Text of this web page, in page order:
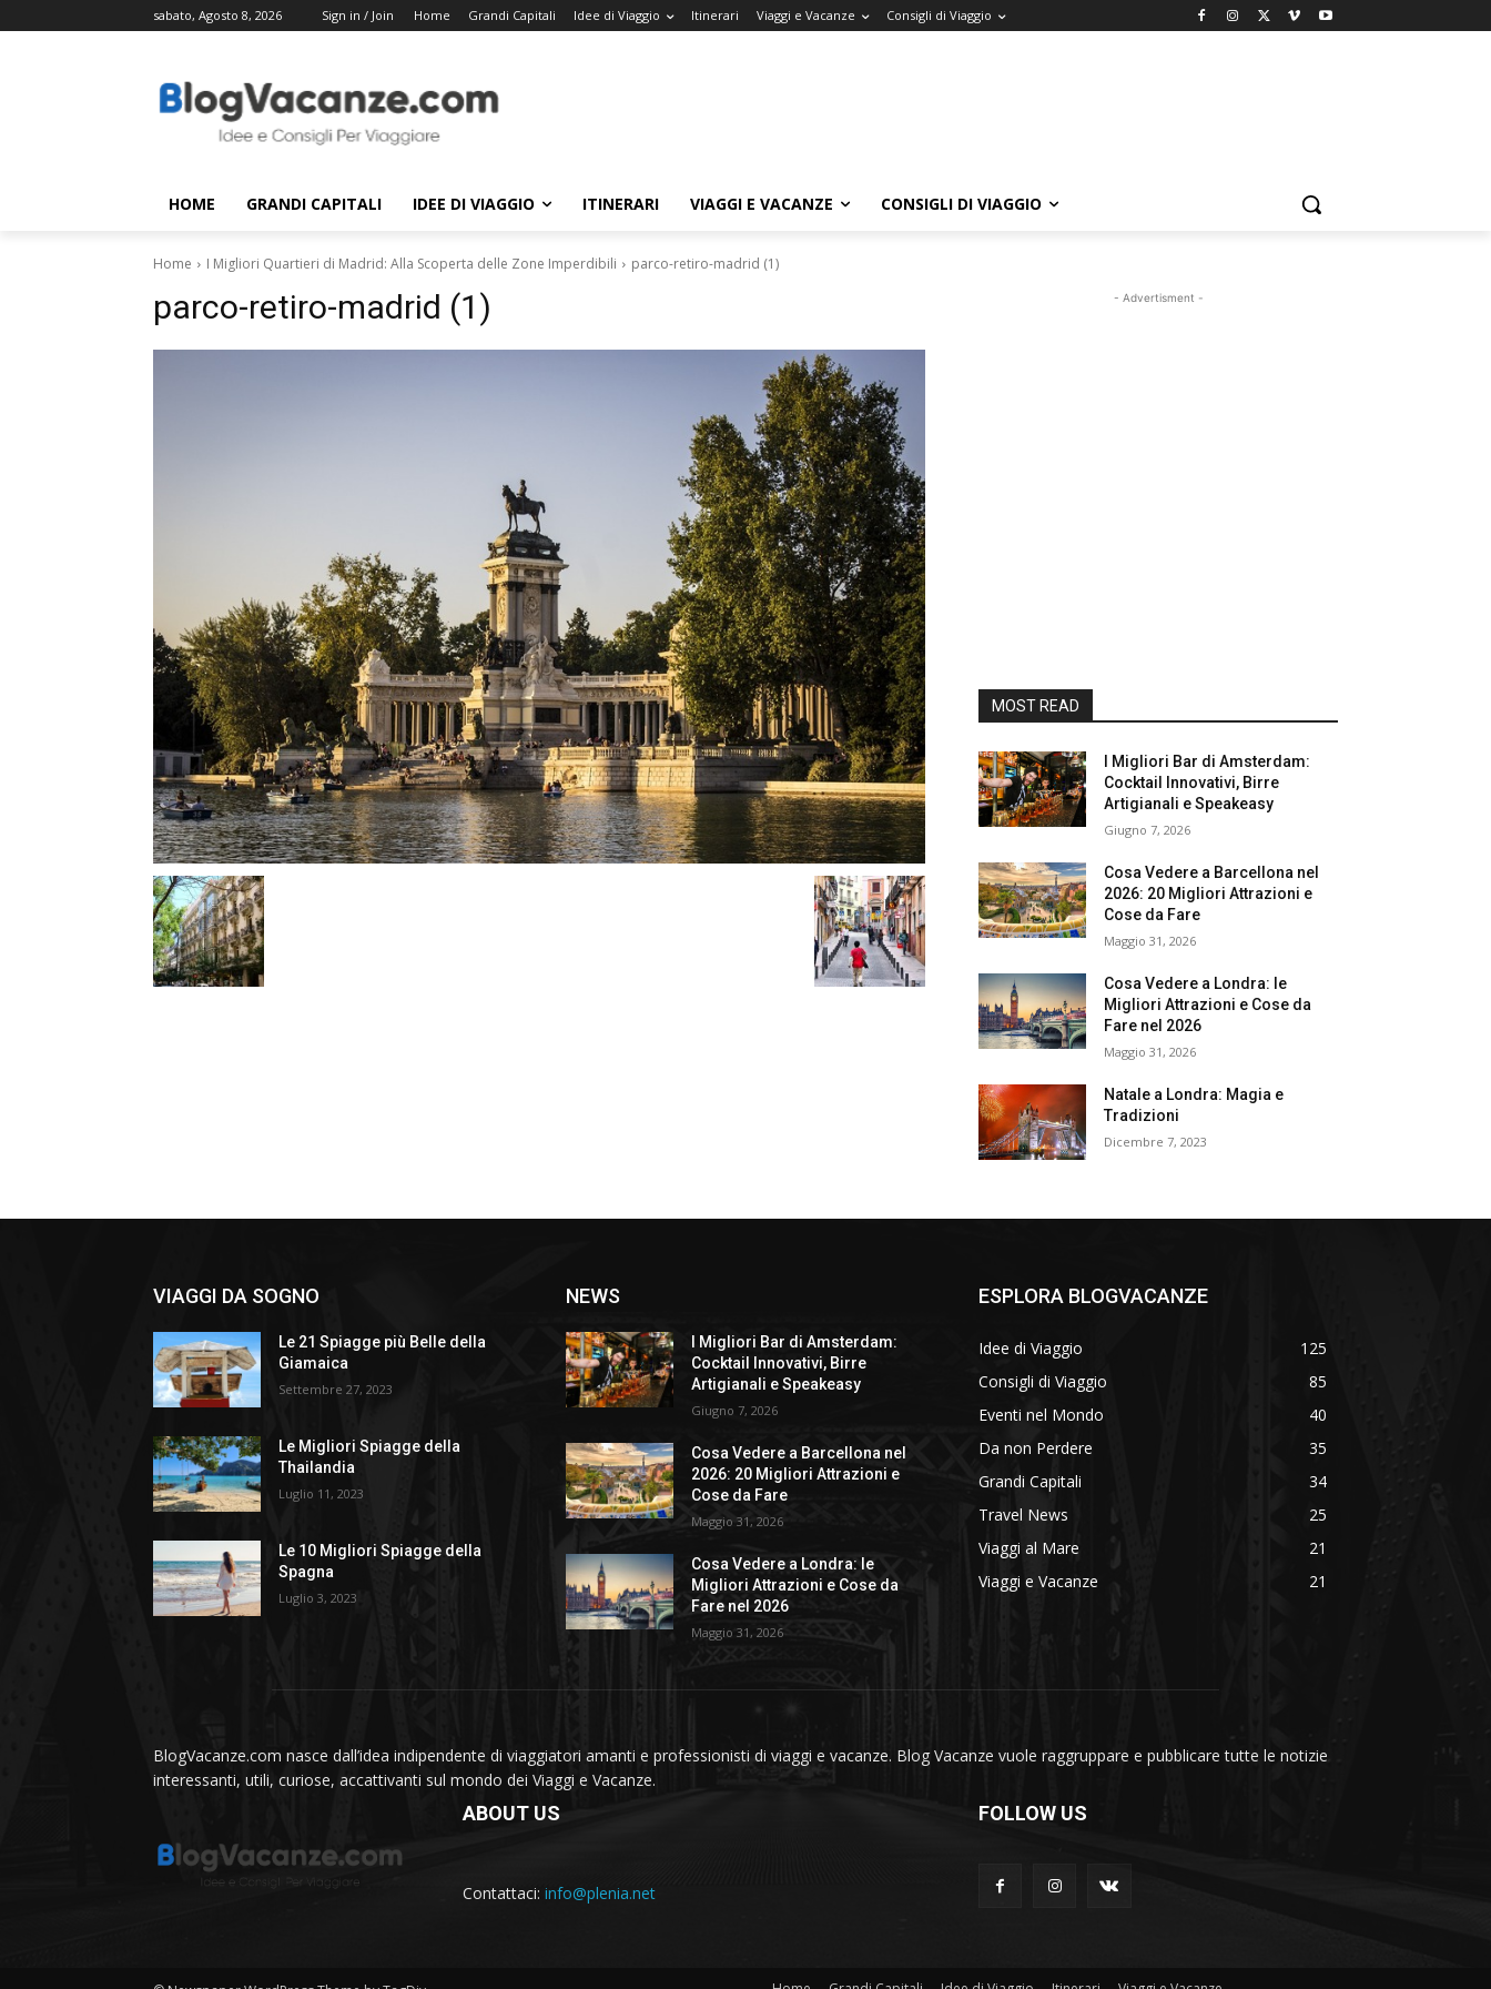
sabato, Agosto 8, 2026 Sign in / Join Home Grandi Capitali Idee di Viaggio Itinerari Viaggi e Vacanze Consigli di Viaggio
HOME GRANDI CAPITALI IDEE DI VIAGGIO ITINERARI VIAGGI E VACANZE CONSIGLI DI VIAGGIO
Home I Migliori Quartieri di Madrid: Alla Scoperta delle Zone Imperdibili parco-retiro-madrid (1)
parco-retiro-madrid (1) - Advertisment -
MOST READ
I Migliori Bar di Amsterdam:
Cocktail Innovativi, Birre
Artigianali e Speakeasy
Giugno 7, 2026
Cosa Vedere a Barcellona nel
2026: 20 Migliori Attrazioni e
Cose da Fare
Maggio 31, 2026
Cosa Vedere a Londra: le
Migliori Attrazioni e Cose da
Fare nel 2026
Maggio 31, 2026
Natale a Londra: Magia e
Tradizioni
Dicembre 7, 2023
VIAGGI DA SOGNO
Le 21 Spiagge più Belle della
Giamaica
Settembre 27, 2023
Le Migliori Spiagge della
Thailandia
Luglio 11, 2023
Le 10 Migliori Spiagge della
Spagna
Luglio 3, 2023
NEWS
I Migliori Bar di Amsterdam:
Cocktail Innovativi, Birre
Artigianali e Speakeasy
Giugno 7, 2026
Cosa Vedere a Barcellona nel
2026: 20 Migliori Attrazioni e
Cose da Fare
Maggio 31, 2026
Cosa Vedere a Londra: le
Migliori Attrazioni e Cose da
Fare nel 2026
Maggio 31, 2026
ESPLORA BLOGVACANZE
Idee di Viaggio
125
Consigli di Viaggio
85
Eventi nel Mondo
40
Da non Perdere
35
Grandi Capitali
34
Travel News
25
Viaggi al Mare
21
Viaggi e Vacanze
21
BlogVacanze.com nasce dall’idea indipendente di viaggiatori amanti e professionisti di viaggi e vacanze. Blog Vacanze vuole raggruppare e pubblicare tutte le notizie
interessanti, utili, curiose, accattivanti sul mondo dei Viaggi e Vacanze.
ABOUT US
Contattaci: info@plenia.net
FOLLOW US